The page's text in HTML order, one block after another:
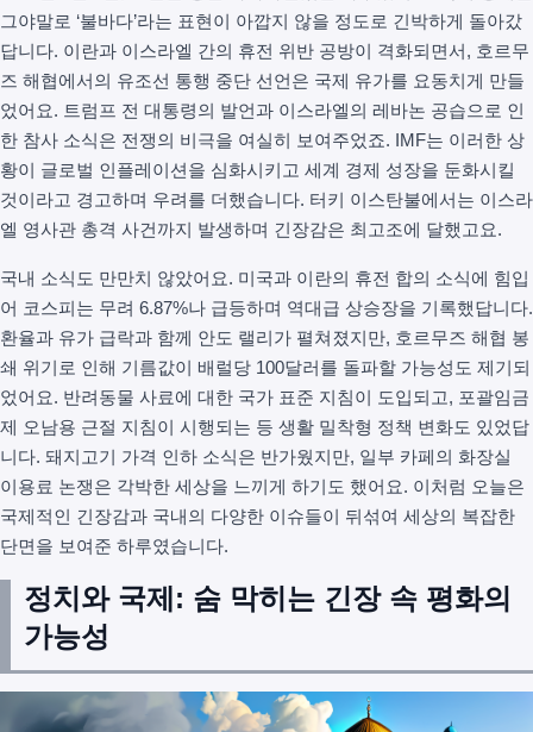
그야말로 ‘불바다’라는 표현이 아깝지 않을 정도로 긴박하게 돌아갔
답니다. 이란과 이스라엘 간의 휴전 위반 공방이 격화되면서, 호르무
즈 해협에서의 유조선 통행 중단 선언은 국제 유가를 요동치게 만들
었어요. 트럼프 전 대통령의 발언과 이스라엘의 레바논 공습으로 인
한 참사 소식은 전쟁의 비극을 여실히 보여주었죠. IMF는 이러한 상
황이 글로벌 인플레이션을 심화시키고 세계 경제 성장을 둔화시킬
것이라고 경고하며 우려를 더했습니다. 터키 이스탄불에서는 이스라
엘 영사관 총격 사건까지 발생하며 긴장감은 최고조에 달했고요.
국내 소식도 만만치 않았어요. 미국과 이란의 휴전 합의 소식에 힘입
어 코스피는 무려 6.87%나 급등하며 역대급 상승장을 기록했답니다.
환율과 유가 급락과 함께 안도 랠리가 펼쳐졌지만, 호르무즈 해협 봉
쇄 위기로 인해 기름값이 배럴당 100달러를 돌파할 가능성도 제기되
었어요. 반려동물 사료에 대한 국가 표준 지침이 도입되고, 포괄임금
제 오남용 근절 지침이 시행되는 등 생활 밀착형 정책 변화도 있었답
니다. 돼지고기 가격 인하 소식은 반가웠지만, 일부 카페의 화장실
이용료 논쟁은 각박한 세상을 느끼게 하기도 했어요. 이처럼 오늘은
국제적인 긴장감과 국내의 다양한 이슈들이 뒤섞여 세상의 복잡한
단면을 보여준 하루였습니다.
정치와 국제: 숨 막히는 긴장 속 평화의
가능성